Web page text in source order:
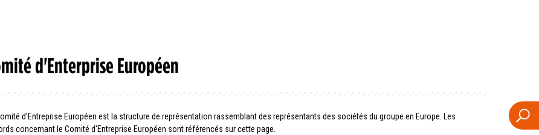
d'Enterprise Européen
d’Entreprise Européen est la structure de représentation rassemblant des représentants des sociétés du groupe en Europe. Les
concernant le Comité d'Entreprise Européen sont référencés sur cette page.